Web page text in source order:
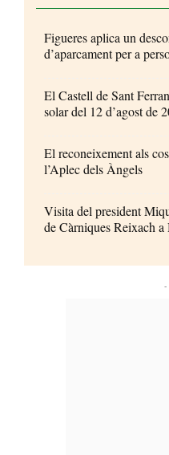
Figueres aplica un
d’aparcament per a
El Castell de Sant
solar del 12 d’agost de
El reconeixement als
l’Aplec dels Àngels
Visita del president
de Càrniques Reixach
-